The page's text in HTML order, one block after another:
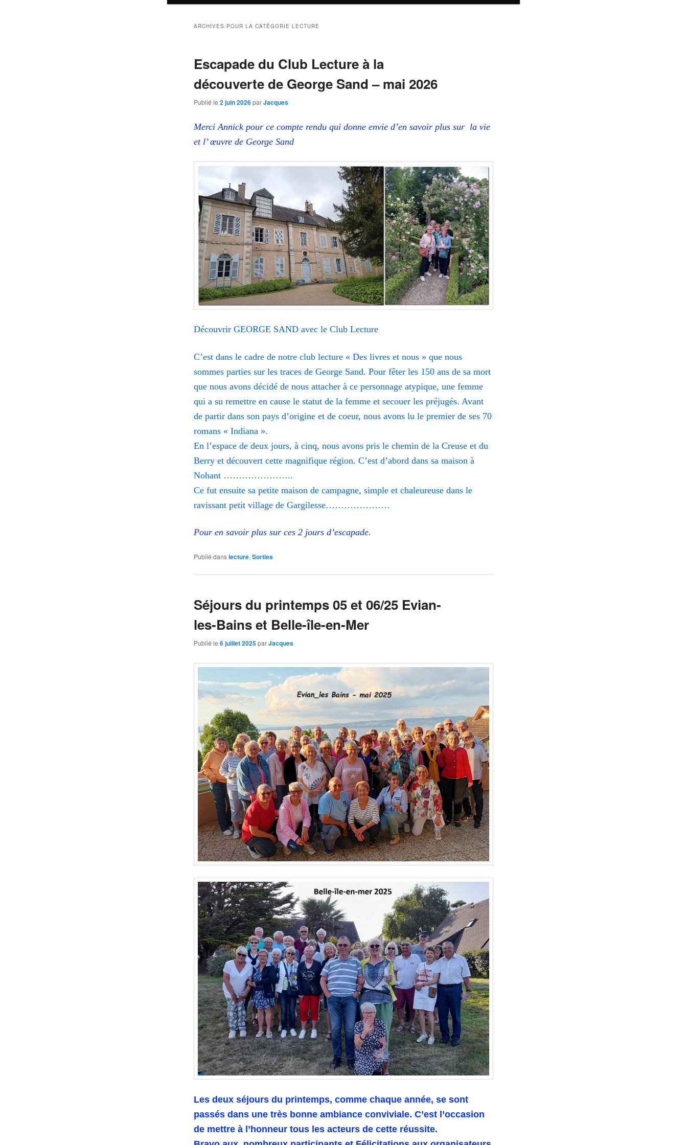
ARCHIVES POUR LA CATÉGORIELECTURE
Escapade du Club Lecture à la
découverte de George Sand – mai 2026
Publié le2 juin 2026 parJacques
Merci Annick pour ce compte rendu qui donne envie d’en savoir plus sur la vie
et l’ œuvre de George Sand
Découvrir GEORGE SAND avec le Club Lecture
C’est dans le cadre de notre club lecture « Des livres et nous » que nous
sommes parties sur les traces de George Sand. Pour fêter les 150 ans de sa mort
que nous avons décidé de nous attacher à ce personnage atypique, une femme
qui a su remettre en cause le statut de la femme et secouer les préjugés. Avant
de partir dans son pays d’origine et de coeur, nous avons lu le premier de ses 70
romans « Indiana ».
En l’espace de deux jours, à cinq, nous avons pris le chemin de la Creuse et du
Berry et découvert cette magnifique région. C’est d’abord dans sa maison à
Nohant …………………..
Ce fut ensuite sa petite maison de campagne, simple et chaleureuse dans le
ravissant petit village de Gargilesse…………………
Pour en savoir plus sur ces 2 jours d’escapade.
Publié dans lecture,Sorties
Séjours du printemps 05 et 06/25 Evian-
les-Bains et Belle-île-en-Mer
Publié le6 juillet 2025 parJacques
Les deux séjours du printemps, comme chaque année, se sont
passés dans une très bonne ambiance conviviale. C’est l’occasion
de mettre à l’honneur tous les acteurs de cette réussite.